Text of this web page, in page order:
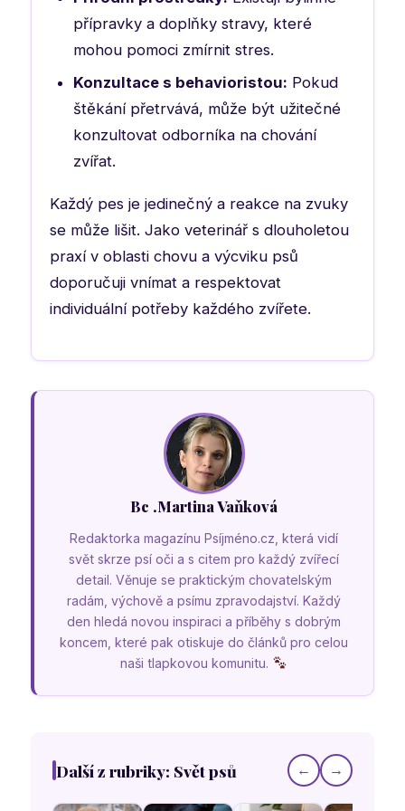
přípravky a doplňky stravy, které
mohou pomoci zmírnit stres.
Konzultace s behavioristou: Pokud
štěkání přetrvává, může být užitečné
konzultovat odborníka na chování
zvířat.
Každý pes je jedinečný a reakce na zvuky
se může lišit. Jako veterinář s dlouholetou
praxí v oblasti chovu a výcviku psů
doporučuji vnímat a respektovat
individuální potřeby každého zvířete.
Bc .Martina Vaňková
Redaktorka magazínu Psíjméno.cz, která vidí
svět skrze psí oči a s citem pro každý zvířecí
detail. Věnuje se praktickým chovatelským
radám, výchově a psímu zpravodajství. Každý
den hledá novou inspiraci a příběhy s dobrým
koncem, které pak otiskuje do článků pro celou
naši tlapkovou komunitu.
Další z rubriky: Svět psů ← →